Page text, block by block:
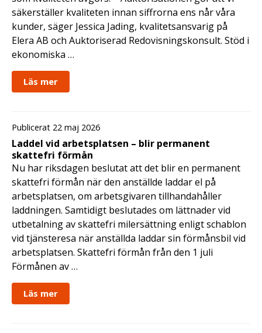
säkerställer kvaliteten innan siffrorna ens når våra
kunder, säger Jessica Jading, kvalitetsansvarig på
Elera AB och Auktoriserad Redovisningskonsult. Stöd i
ekonomiska …
Läs mer
Publicerat 22 maj 2026
Laddel vid arbetsplatsen – blir permanent
skattefri förmån
Nu har riksdagen beslutat att det blir en permanent
skattefri förmån när den anställde laddar el på
arbetsplatsen, om arbetsgivaren tillhandahåller
laddningen. Samtidigt beslutades om lättnader vid
utbetalning av skattefri milersättning enligt schablon
vid tjänsteresa när anställda laddar sin förmånsbil vid
arbetsplatsen. Skattefri förmån från den 1 juli
Förmånen av …
Läs mer